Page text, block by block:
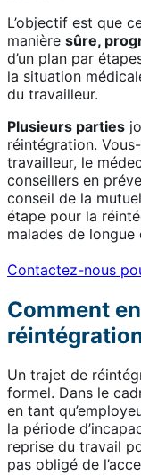
L’objectif est que
manière sûre,
d’un plan par
la situation
du travailleur.
Plusieurs parties
réintégration.
travailleur, le
conseillers en
conseil de la
étape pour la
malades de longue
Contactez-nous
Comment
Un trajet de
formel. Dans le
en tant
la période
reprise du travail
pas obligé de